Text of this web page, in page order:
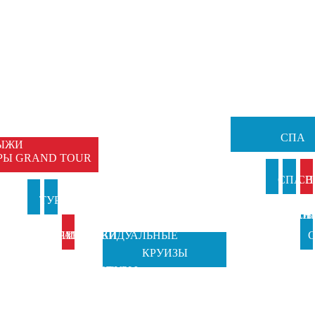
GRAND TOUR
ТУРЫ В
ИТАЛИЮ
ПРАЗДНИКИ
ОТ GRAND
ИНДИВИДУАЛЬНЫЕ
ТУРЫ
КРУИЗЫ
СПА
СПА В
ИТАЛИИ